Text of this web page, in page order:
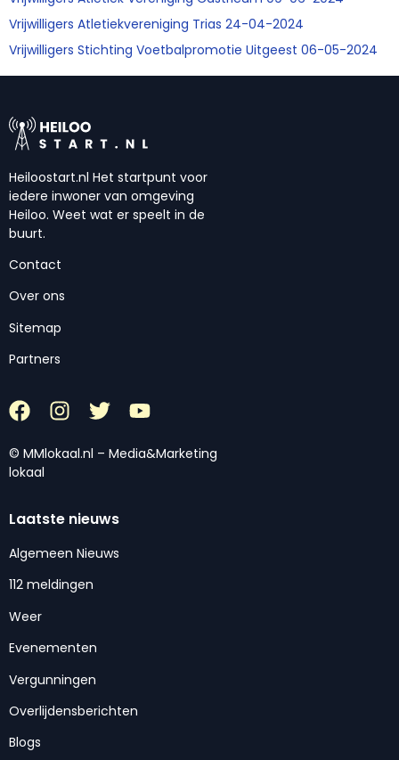
Vrijwilligers Atletiekvereniging Trias 24-04-2024
Vrijwilligers Stichting Voetbalpromotie Uitgeest 06-05-2024
Heiloostart.nl Het startpunt voor
iedere inwoner van omgeving
Heiloo. Weet wat er speelt in de
buurt.
Contact
Over ons
Sitemap
Partners
© MMlokaal.nl – Media&Marketing
lokaal
Laatste nieuws
Algemeen Nieuws
112 meldingen
Weer
Evenementen
Vergunningen
Overlijdensberichten
Blogs